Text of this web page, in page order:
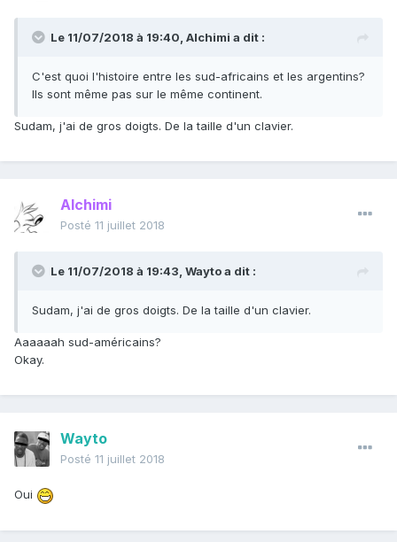
Le 11/07/2018 à 19:40, Alchimi a dit :
C'est quoi l'histoire entre les sud-africains et les argentins?
Ils sont même pas sur le même continent.
Sudam, j'ai de gros doigts. De la taille d'un clavier.
Alchimi
Posté 11 juillet 2018
Le 11/07/2018 à 19:43, Waytoa dit :
Sudam, j'ai de gros doigts. De la taille d'un clavier.
Aaaaaah sud-américains?
Okay.
Wayto
Posté 11 juillet 2018
Oui